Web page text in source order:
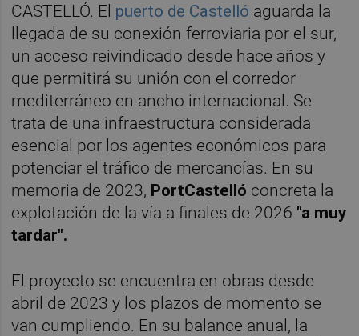
CASTELLÓ. El puerto de Castelló aguarda la
llegada de su conexión ferroviaria por el sur,
un acceso reivindicado desde hace años y
que permitirá su unión con el corredor
mediterráneo en ancho internacional. Se
trata de una infraestructura considerada
esencial por los agentes económicos para
potenciar el tráfico de mercancías. En su
memoria de 2023, PortCastelló concreta la
explotación de la vía a finales de 2026 "a muy
tardar".
El proyecto se encuentra en obras desde
abril de 2023 y los plazos de momento se
van cumpliendo. En su balance anual, la